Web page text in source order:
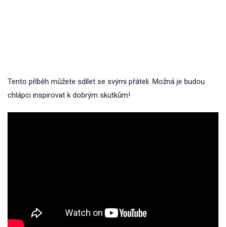
Tento příběh můžete sdílet se svými přáteli. Možná je budou
chlápci inspirovat k dobrým skutkům!